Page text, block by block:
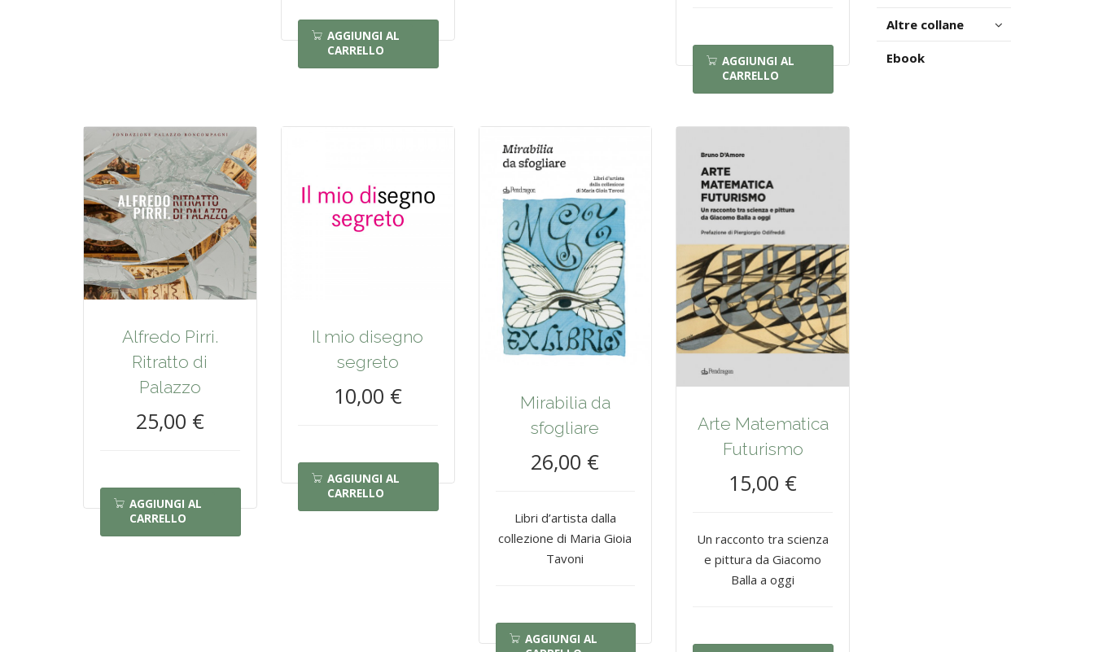
AGGIUNGI AL
CARRELLO
AGGIUNGI AL
CARRELLO
Alfredo Pirri.
Ritratto di
Palazzo
25,00 €
AGGIUNGI AL
CARRELLO
Il mio disegno
segreto
10,00 €
AGGIUNGI AL
CARRELLO
Mirabilia da
sfogliare
26,00 €
Libri d’artista dalla
collezione di Maria Gioia
Tavoni
AGGIUNGI AL
Arte Matematica
Futurismo
15,00 €
Un racconto tra scienza
e pittura da Giacomo
Balla a oggi
Altre collane
Ebook